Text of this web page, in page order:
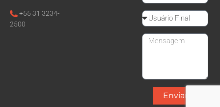
+55 31 3234-
2500
Reseller
Message
Enviar